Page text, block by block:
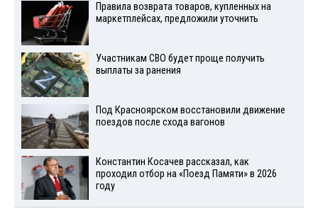
Правила возврата товаров, купленных на
маркетплейсах, предложили уточнить
Участникам СВО будет проще получить
выплаты за ранения
Под Красноярском восстановили движение
поездов после схода вагонов
Константин Косачев рассказал, как
проходил отбор на «Поезд Памяти» в 2026
году